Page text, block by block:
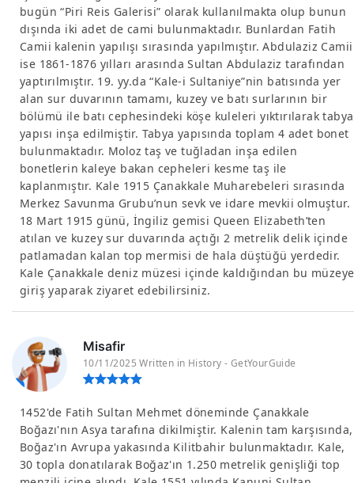
bugün “Piri Reis Galerisi” olarak kullanılmakta olup bunun
dışında iki adet de cami bulunmaktadır. Bunlardan Fatih
Camii kalenin yapılışı sırasında yapılmıştır. Abdulaziz Camii
ise 1861-1876 yılları arasında Sultan Abdulaziz tarafından
yaptırılmıştır. 19. yy.da “Kale-i Sultaniye”nin batısında yer
alan sur duvarının tamamı, kuzey ve batı surlarının bir
bölümü ile batı cephesindeki köşe kuleleri yıktırılarak tabya
yapısı inşa edilmiştir. Tabya yapısında toplam 4 adet bonet
bulunmaktadır. Moloz taş ve tuğladan inşa edilen
bonetlerin kaleye bakan cepheleri kesme taş ile
kaplanmıştır. Kale 1915 Çanakkale Muharebeleri sırasında
Merkez Savunma Grubu’nun sevk ve idare mevkii olmuştur.
18 Mart 1915 günü, İngiliz gemisi Queen Elizabeth’ten
atılan ve kuzey sur duvarında açtığı 2 metrelik delik içinde
patlamadan kalan top mermisi de hala düştüğü yerdedir.
Kale Çanakkale deniz müzesi içinde kaldığından bu müzeye
giriş yaparak ziyaret edebilirsiniz.
Misafir
10/11/2025 Written in History - GetYourGuide
1452'de Fatih Sultan Mehmet döneminde Çanakkale
Boğazı'nın Asya tarafına dikilmiştir. Kalenin tam karşısında,
Boğaz'ın Avrupa yakasında Kilitbahir bulunmaktadır. Kale,
30 topla donatılarak Boğaz'ın 1.250 metrelik genişliği top